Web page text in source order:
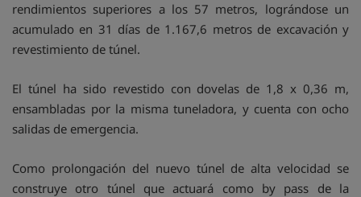
rendimientos superiores a los 57 metros, lográndose un
acumulado en 31 días de 1.167,6 metros de excavación y
revestimiento de túnel.
El túnel ha sido revestido con dovelas de 1,8 x 0,36 m,
ensambladas por la misma tuneladora, y cuenta con ocho
salidas de emergencia.
Como prolongación del nuevo túnel de alta velocidad se
construye otro túnel que actuará como by pass de la